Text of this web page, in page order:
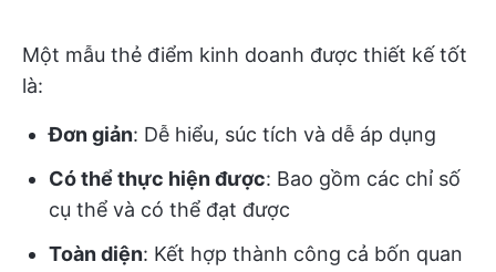
Một mẫu thẻ điểm kinh doanh được thiết kế tốt
là:
Đơn giản: Dễ hiểu, súc tích và dễ áp dụng
Có thể thực hiện được: Bao gồm các chỉ số
cụ thể và có thể đạt được
Toàn diện: Kết hợp thành công cả bốn quan